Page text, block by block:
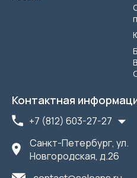
Контактная
+7 (812) 603-27-27
Санкт-Петербург, ул.
Новгородская, д.26